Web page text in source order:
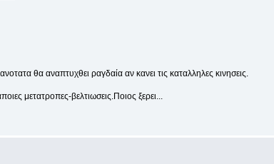
θα αναπτυχθει ραγδαία αν κανει τις καταλληλες κινησεις.
μετατροπες-βελτιωσεις.Ποιος ξερει...